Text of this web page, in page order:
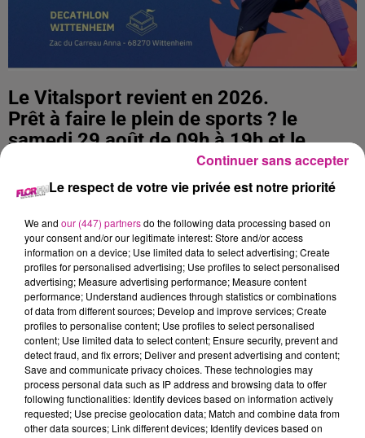
Le Vitalsport revient en 2026.
Prêt à faire le plein de sports ? le
samedi 29 août de 09h à 19h et le
dimanche 30 août de 10h à 18h.
À la recherche d’une activité sportive
pour la rentrée ? En solo, en duo, ou
avec toute la tribu ?
Le Vitalsport, c’est un terrain de jeu
XXL pour découvrir des dizaines de
sports gratuitement : Plongée, voile,
basket, handisport, escalade...
Grimpez, frappez, glissez, sautez… et
laissez-vous surprendre par des sports
Le respect de votre vie privée est notre priorité
We and our (447) partnersdo the following data processing based on
your consent and/or our legitimate interest: Store and/or access
information on a device; Use limited data to select advertising; Create
profiles for personalised advertising; Use profiles to select personalised
advertising; Measure advertising performance; Measure content
performance; Understand audiences through statistics or combinations
of data from different sources; Develop and improve services; Create
profiles to personalise content; Use profiles to select personalised
content; Use limited data to select content; Ensure security, prevent and
detect fraud, and fix errors; Deliver and present advertising and content;
Save and communicate privacy choices. These technologies may
process personal data such as IP address and browsing data to offer
following functionalities: Identify devices based on information actively
requested; Use precise geolocation data; Match and combine data from
other data sources; Link different devices; Identify devices based on
Continuer sans accepter